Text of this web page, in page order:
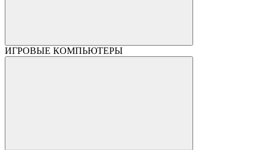
ИГРОВЫЕ КОМПЬЮТЕРЫ